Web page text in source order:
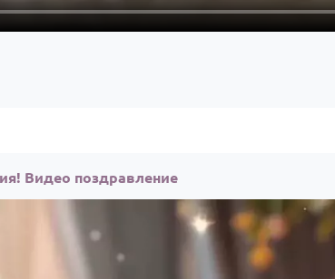
Видео поздравление